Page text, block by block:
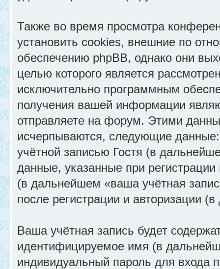
Также во время просмотра
установить cookies, внешние по
обеспечению phpBB, однако они
целью которого является
исключительно программным
получения вашей информации
отправляете на форум. Этими
исчерпываются, следующие
учётной записью Гостя (в
данные, указанные при
(в дальнейшем «ваша учётная
после регистрации и авторизации
Ваша учётная запись будет
идентифицируемое имя (в
индивидуальный пароль для входа